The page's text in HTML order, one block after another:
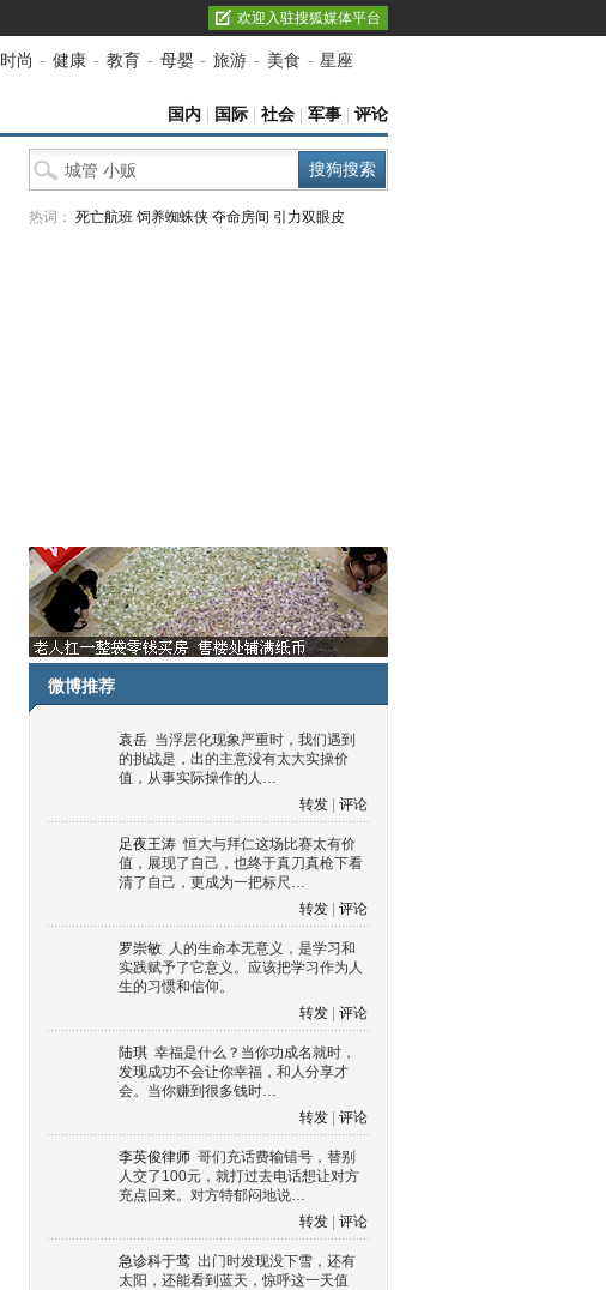
欢迎入驻搜狐媒体平台
时尚 - 健康 - 教育 - 母婴 - 旅游 - 美食 - 星座
国内 国际 社会 军事 评论
热词： 死亡航班 饲养蜘蛛侠 夺命房间 引力双眼皮
微博推荐
袁岳 当浮层化现象严重时，我们遇到
的挑战是，出的主意没有太大实操价
值，从事实际操作的人…
转发
评论
足夜王涛 恒大与拜仁这场比赛太有价
值，展现了自己，也终于真刀真枪下看
清了自己，更成为一把标尺…
转发
评论
罗崇敏 人的生命本无意义，是学习和
实践赋予了它意义。应该把学习作为人
生的习惯和信仰。
转发
评论
陆琪 幸福是什么？当你功成名就时，
发现成功不会让你幸福，和人分享才
会。当你赚到很多钱时…
转发
评论
李英俊律师 哥们充话费输错号，替别
人交了100元，就打过去电话想让对方
充点回来。对方特郁闷地说…
转发
评论
急诊科于莺 出门时发现没下雪，还有
太阳，还能看到蓝天，惊呼这一天值